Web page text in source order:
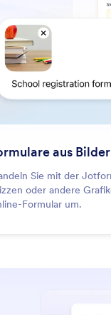
aus
Sie mit der
oder andere
Formular um.